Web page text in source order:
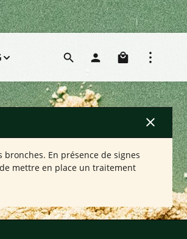
Le
En présence de signes
mettre en place un traitement